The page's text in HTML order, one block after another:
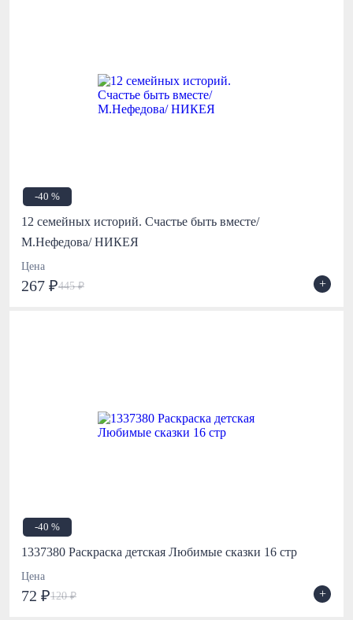
-40 %
12 семейных историй. Счастье быть вместе/
М.Нефедова/ НИКЕЯ
Цена
267 ₽445 ₽ +
-40 %
1337380 Раскраска детская Любимые сказки 16 стр
Цена
72 ₽120 ₽ +